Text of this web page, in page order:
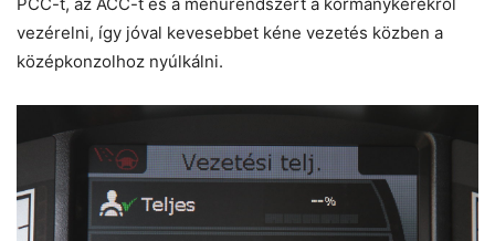
vezérelni, így jóval kevesebbet kéne vezetés közben a
középkonzolhoz nyúlkálni.